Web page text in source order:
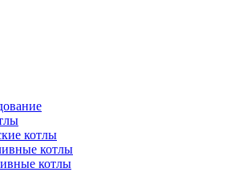
котлы
котлы
котлы